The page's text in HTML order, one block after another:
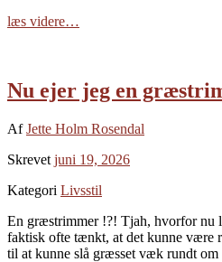
læs videre…
Nu ejer jeg en
AfJette Holm Rosendal
Skrevet juni 19, 2026
Kategori Livsstil
En græstrimmer !?! Tjah, hvorfor nu
faktisk ofte tænkt, at det kunne være
til at kunne slå græsset væk rundt